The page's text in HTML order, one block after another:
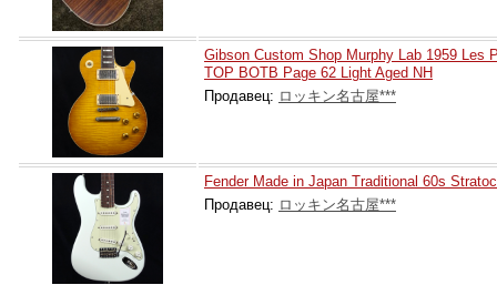
Gibson Custom Shop Murphy Lab 1959 Les
TOP BOTB Page 62 Light Aged NH
Продавец: ロッキン名古屋***
Fender Made in Japan Traditional 60s
Продавец: ロッキン名古屋***